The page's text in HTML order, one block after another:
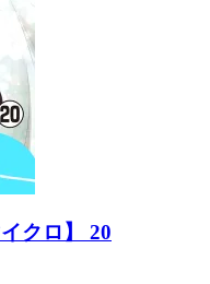
クロ】 20